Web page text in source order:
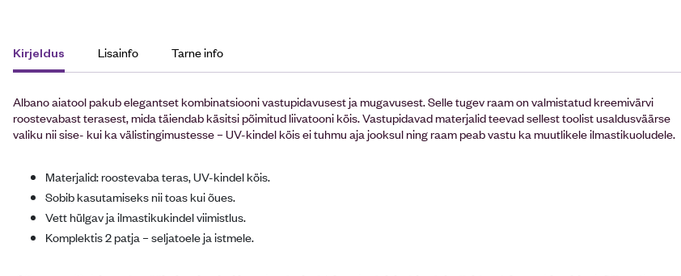
Kirjeldus Lisainfo Tarne info
Albano aiatool pakub elegantset kombinatsiooni vastupidavusest ja mugavusest. Selle tugev raam on valmistatud kreemivärvi
roostevabast terasest, mida täiendab käsitsi põimitud liivatooni köis. Vastupidavad materjalid teevad sellest toolist usaldusväärse
valiku nii sise- kui ka välistingimustesse – UV-kindel köis ei tuhmu aja jooksul ning raam peab vastu ka muutlikele ilmastikuoludele.
Materjalid: roostevaba teras, UV-kindel köis.
Sobib kasutamiseks nii toas kui õues.
Vett hülgav ja ilmastikukindel viimistlus.
Komplektis 2 patja – seljatoele ja istmele.